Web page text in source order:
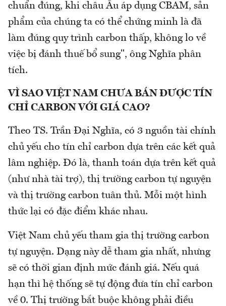
chuẩn đúng, khi châu Âu áp dụng CBAM, sản
phẩm của chúng ta có thể chứng minh là đã
làm đúng quy trình carbon thấp, không lo về
việc bị đánh thuế bổ sung", ông Nghĩa phân
tích.
VÌ SAO VIỆT NAM CHƯA BÁN ĐƯỢC TÍN
CHỈ CARBON VỚI GIÁ CAO?
Theo TS. Trần Đại Nghĩa, có 3 nguồn tài chính
chủ yếu cho tín chỉ carbon dựa trên các kết quả
lâm nghiệp. Đó là, thanh toán dựa trên kết quả
(như nhà tài trợ), thị trường carbon tự nguyện
và thị trường carbon tuân thủ. Mỗi một hình
thức lại có đặc điểm khác nhau.
Việt Nam chủ yếu tham gia thị trường carbon
tự nguyện. Dạng này dễ tham gia nhất, nhưng
sẽ có thời gian định mức đánh giá. Nếu quá
hạn thì hệ thống sẽ tự động đưa tín chỉ carbon
về 0. Thị trường bắt buộc không phải điều